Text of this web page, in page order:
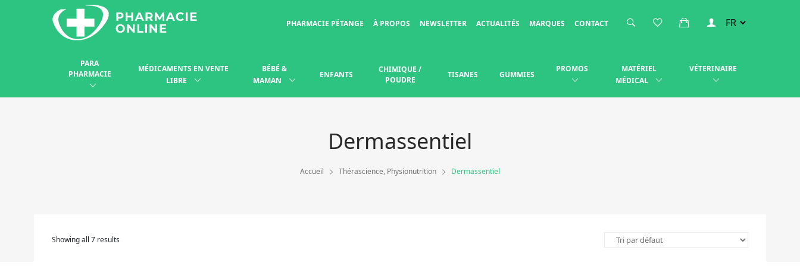
PHARMACIE PÉTANGE À PROPOS NEWSLETTER ACTUALITÉS MARQUES CONTACT
PARA
PHARMACIE
MÉDICAMENTS EN VENTE
LIBRE
BÉBÉ &
MAMAN
ENFANTS
CHIMIQUE /
POUDRE
TISANES GUMMIES
PROMOS
MATÉRIEL
MÉDICAL
VÉTERINAIRE
Dermassentiel
Accueil Thérascience, Physionutrition Dermassentiel
Showing all 7 results